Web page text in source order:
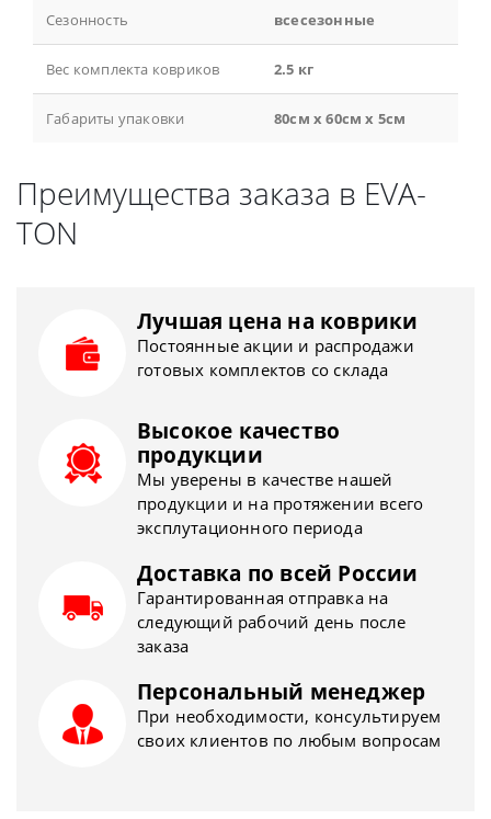
Сезонность всесезонные
Вес комплекта ковриков 2.5 кг
Габариты упаковки 80см x 60см x 5см
Преимущества заказа в EVA-
TON
Лучшая цена на коврики
Постоянные акции и распродажи
готовых комплектов со склада
Высокое качество
продукции
Мы уверены в качестве нашей
продукции и на протяжении всего
эксплутационного периода
Доставка по всей России
Гарантированная отправка на
следующий рабочий день после
заказа
Персональный менеджер
При необходимости, консультируем
своих клиентов по любым вопросам